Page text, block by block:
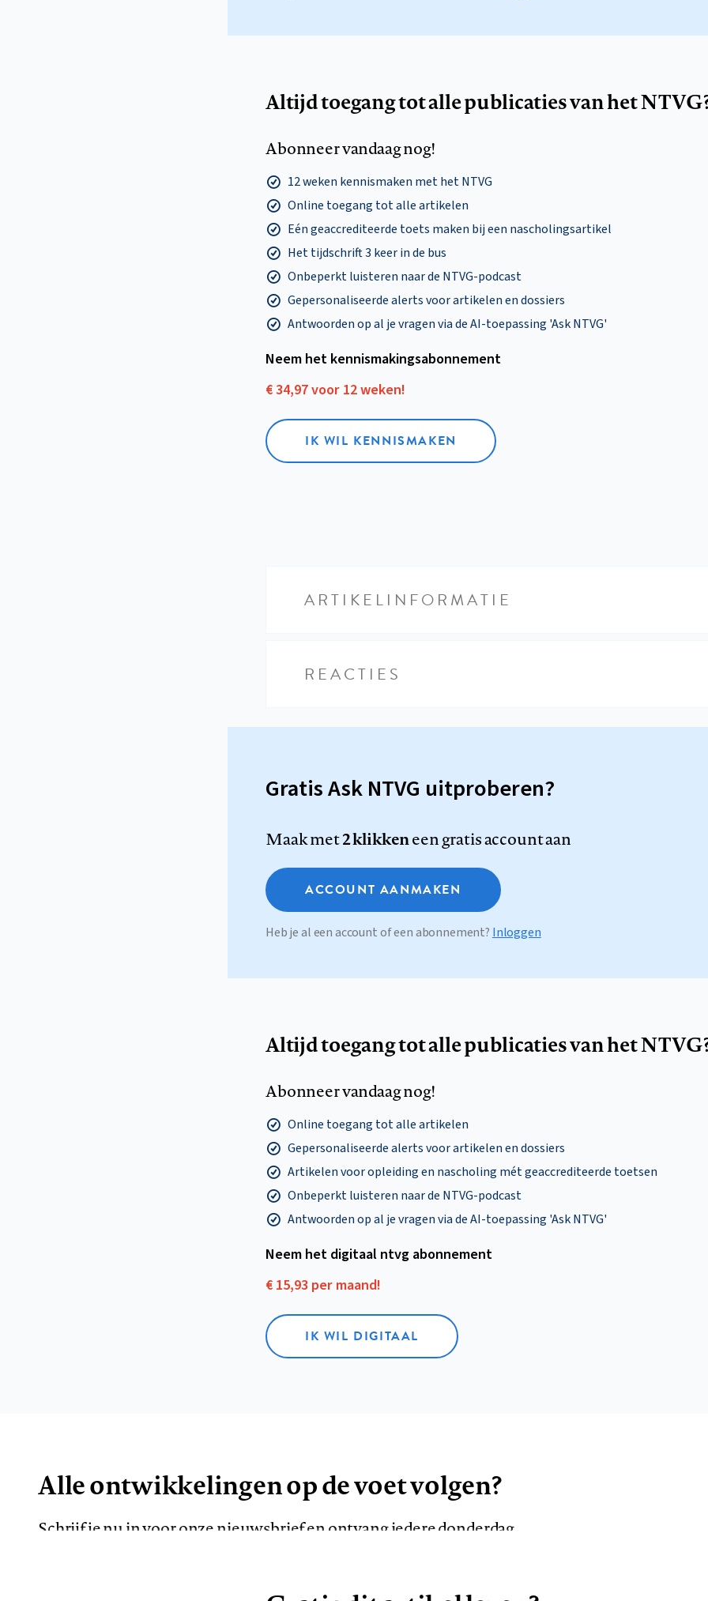
Altijd toegang tot alle publicaties van het
Abonneer vandaag nog!
12 weken kennismaken met het NTVG
Online toegang tot alle artikelen
Eén geaccrediteerde toets maken bij een nascholingsartikel
Het tijdschrift 3 keer in de bus
Onbeperkt luisteren naar de NTVG-podcast
Gepersonaliseerde alerts voor artikelen en dossiers
Antwoorden op al je vragen via de AI-toepassing 'Ask NTVG'
Neem het kennismakings­abonnement
€ 34,97 voor 12 weken!
IK WIL KENNISMAKEN
ARTIKELINFORMATIE
REACTIES
Gratis Ask NTVG uitproberen?
Maak met2 klikkeneen gratis account aan
ACCOUNT AANMAKEN
Heb je al een account of een abonnement? Inloggen
Altijd toegang tot alle publicaties van het
Abonneer vandaag nog!
Online toegang tot alle artikelen
Gepersonaliseerde alerts voor artikelen en dossiers
Artikelen voor opleiding en nascholing mét geaccrediteerde toetsen
Onbeperkt luisteren naar de NTVG-podcast
Antwoorden op al je vragen via de AI-toepassing 'Ask NTVG'
Neem het digitaal ntvg abonnement
€ 15,93 per maand!
IK WIL DIGITAAL
Alle ontwikkelingen op de voet volgen?
Schrijf je nu in voor onze nieuwsbrief en ontvang iedere donderdag